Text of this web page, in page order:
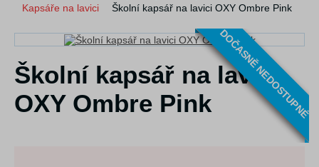
Kapsáře na lavici
Školní kapsář na lavici OXY Ombre Pink
DOČASNĚ NEDOSTUPNÉ
Školní kapsář na lavici
OXY Ombre Pink